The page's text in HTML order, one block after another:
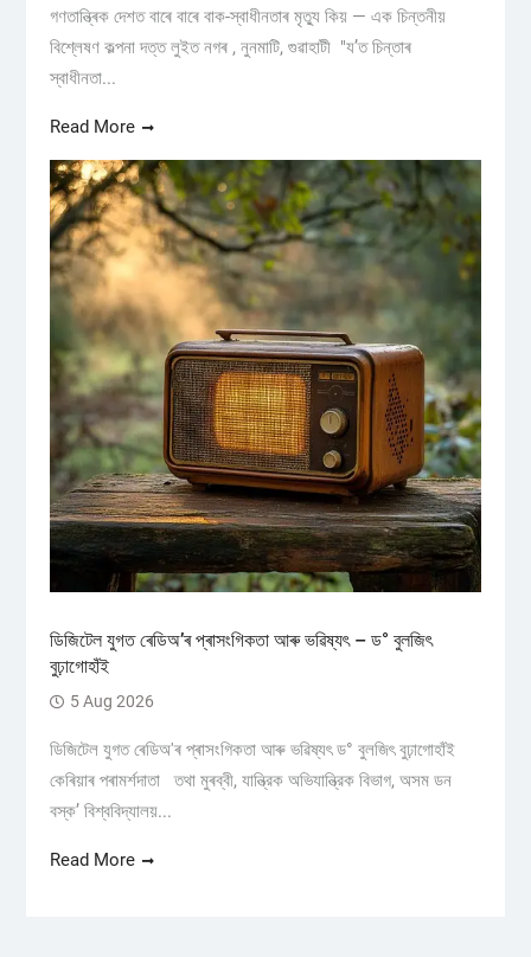
গণতান্ত্ৰিক দেশত বাৰে বাৰে বাক-স্বাধীনতাৰ মৃত্যু কিয় — এক চিন্তনীয়
বিশ্লেষণ কল্পনা দত্ত লুইত নগৰ , নুনমাটি, গুৱাহাটী "য’ত চিন্তাৰ
স্বাধীনতা...
Read More
ডিজিটেল যুগত ৰেডিঅ’ৰ প্ৰাসংগিকতা আৰু ভৱিষ্যৎ – ড° বুলজিৎ
বুঢ়াগোহাঁই
5 Aug 2026
ডিজিটেল যুগত ৰেডিঅ'ৰ প্ৰাসংগিকতা আৰু ভৱিষ্যৎ ড° বুলজিৎ বুঢ়াগোহাঁই
কেৰিয়াৰ পৰামৰ্শদাতা তথা মুৰব্বী, যান্ত্রিক অভিযান্ত্রিক বিভাগ, অসম ডন
বস্ক’ বিশ্ববিদ্যালয়...
Read More